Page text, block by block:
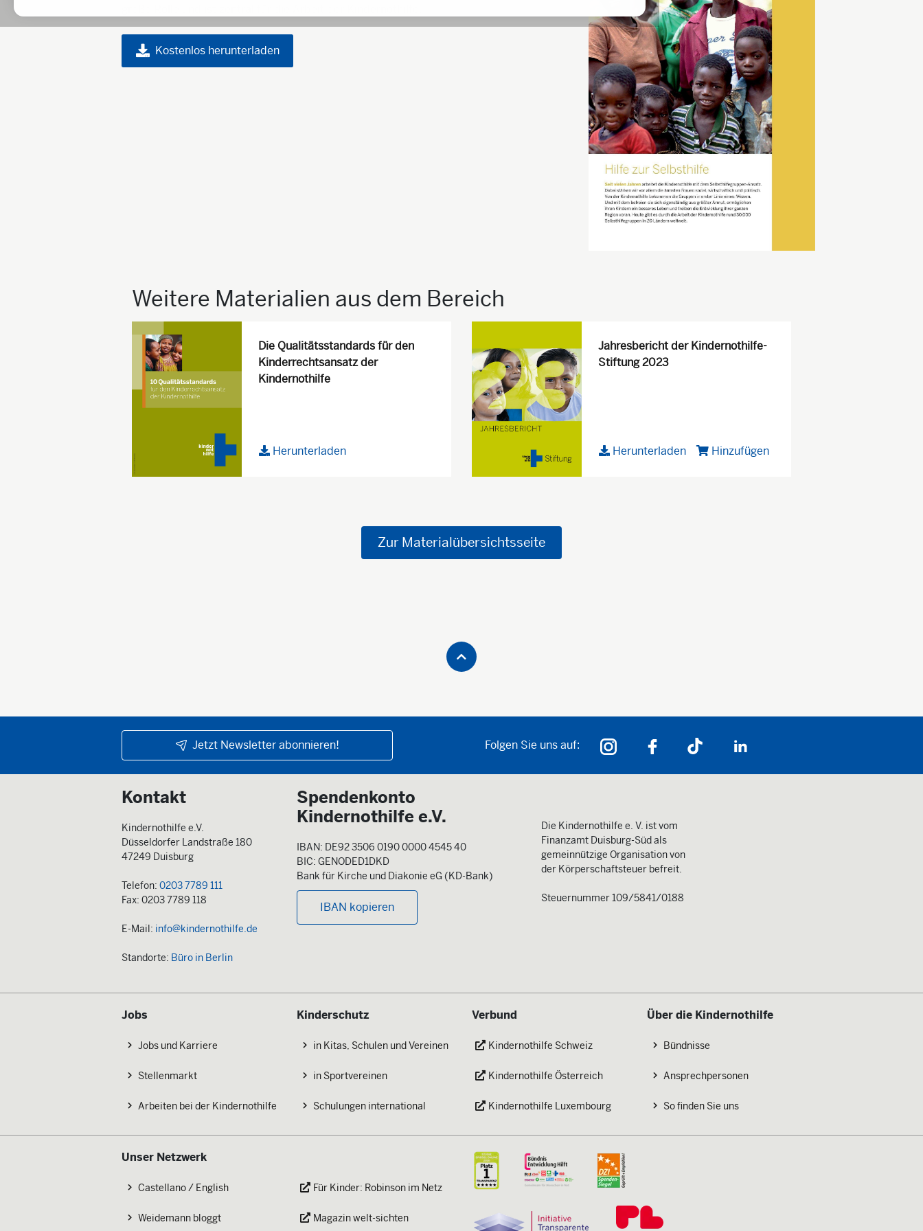
Kostenlos herunterladen
Weitere Materialien aus dem Bereich
Die Qualitätsstandards für den
Kinderrechtsansatz der
Kindernothilfe
Herunterladen
Jahresbericht der Kindernothilfe-
Stiftung 2023
Herunterladen Hinzufügen
Zur Materialübersichtsseite
Jetzt Newsletter abonnieren! Folgen Sie uns auf:
Kontakt
Kindernothilfe e.V.
Düsseldorfer Landstraße 180
47249 Duisburg
Telefon: 0203 7789 111
Fax: 0203 7789 118
E-Mail: info@kindernothilfe.de
Standorte: Büro in Berlin
Spendenkonto
Kindernothilfe e.V.
IBAN: DE92 3506 0190 0000 4545 40
BIC: GENODED1DKD
Bank für Kirche und Diakonie eG (KD-Bank)
IBAN kopieren
Die Kindernothilfe e. V. ist vom
Finanzamt Duisburg-Süd als
gemeinnützige Organisation von
der Körperschaftsteuer befreit.
Steuernummer 109/5841/0188
Jobs
Jobs und Karriere
Stellenmarkt
Arbeiten bei der Kindernothilfe
Kinderschutz
in Kitas, Schulen und Vereinen
in Sportvereinen
Schulungen international
Verbund
Kindernothilfe Schweiz
Kindernothilfe Österreich
Kindernothilfe Luxembourg
Über die Kindernothilfe
Bündnisse
Ansprechpersonen
So finden Sie uns
Unser Netzwerk
Castellano / English
Weidemann bloggt
Für Kinder: Robinson im Netz
Magazin welt-sichten